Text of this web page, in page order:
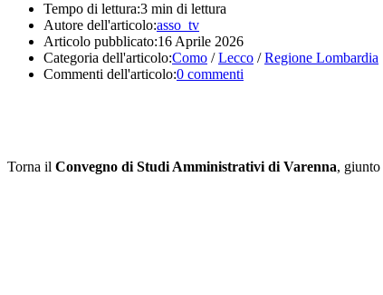
Tempo di lettura:3 min di lettura
Autore dell'articolo:asso_tv
Articolo pubblicato:16 Aprile 2026
Categoria dell'articolo:Como / Lecco / Regione Lombardia
Commenti dell'articolo:0 commenti
Torna il Convegno di Studi Amministrativi di Varenna, giunto